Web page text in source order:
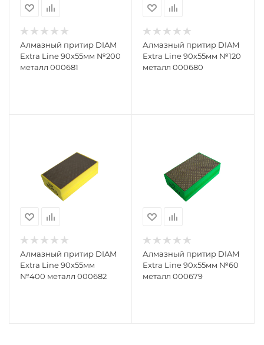
Алмазный притир DIAM
Extra Line 90х55мм №200
металл 000681
Алмазный притир DIAM
Extra Line 90х55мм №120
металл 000680
Алмазный притир DIAM
Extra Line 90х55мм
№400 металл 000682
Алмазный притир DIAM
Extra Line 90х55мм №60
металл 000679